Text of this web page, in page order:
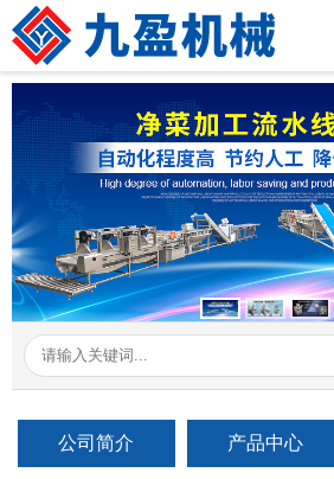
公司简介
产品展示
新闻资讯
成功案例
在线留言
联系我们
公司简介 产品中心